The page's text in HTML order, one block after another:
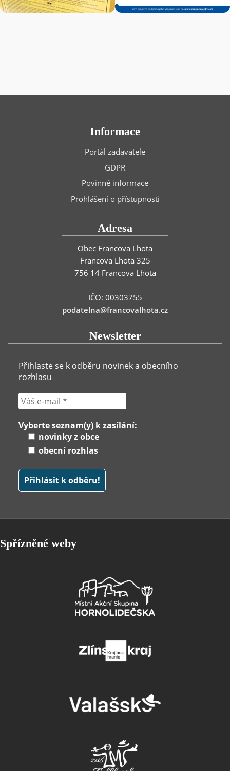
Informace
Portál zadavatele
GDPR
Povinné informace
Prohlášení o přístupnosti
Adresa
Obec Francova Lhota
Francova Lhota 325
756 14 Francova Lhota
IČO: 00303755
podatelna@francovalhota.cz
Newsletter
Přihlaste se k odběru novinek a obecního
rozhlasu
Vyberte seznam(y) k zasílání:
novinky z obce
obecní rozhlas
Spřízněné weby